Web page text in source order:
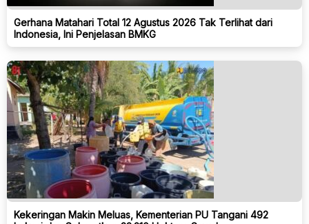
Gerhana Matahari Total 12 Agustus 2026 Tak Terlihat dari
Indonesia, Ini Penjelasan BMKG
Kekeringan Makin Meluas, Kementerian PU Tangani 492